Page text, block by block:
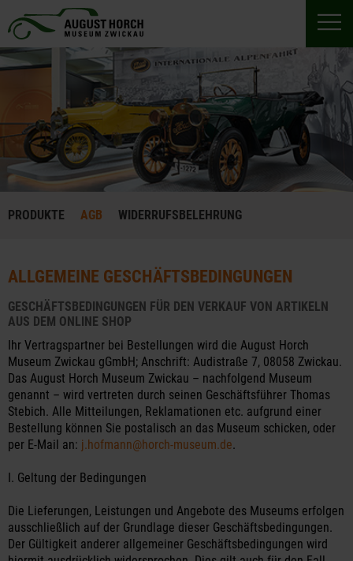
PRODUKTE AGB WIDERRUFSBELEHRUNG
ALLGEMEINE GESCHÄFTSBEDINGUNGEN
GESCHÄFTSBEDINGUNGEN FÜR DEN VERKAUF VON ARTIKELN
AUS DEM ONLINE SHOP
Ihr Vertragspartner bei Bestellungen wird die August Horch
Museum Zwickau gGmbH; Anschrift: Audistraße 7, 08058 Zwickau.
Das August Horch Museum Zwickau – nachfolgend Museum
genannt – wird vertreten durch seinen Geschäftsführer Thomas
Stebich. Alle Mitteilungen, Reklamationen etc. aufgrund einer
Bestellung können Sie postalisch an das Museum schicken, oder
per E-Mail an: j.hofmann@horch-museum.de.
I. Geltung der Bedingungen
Die Lieferungen, Leistungen und Angebote des Museums erfolgen
ausschließlich auf der Grundlage dieser Geschäftsbedingungen.
Der Gültigkeit anderer allgemeiner Geschäftsbedingungen wird